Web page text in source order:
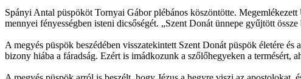
Spányi Antal püspököt Tornyai Gábor plébános köszöntötte.
mennyei fényességben isteni dicsőségét. „Szent Donát ünnepe gyűjtött
A megyés püspök beszédében visszatekintett Szent Donát püspök életére
bizony hiába a fáradság. Ezért is imádkozunk a szőlőhegyeken a